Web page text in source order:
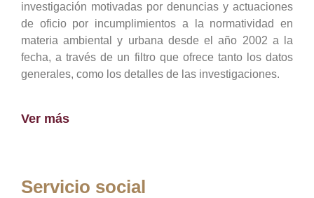
investigación motivadas por denuncias y actuaciones
de oficio por incumplimientos a la normatividad en
materia ambiental y urbana desde el año 2002 a la
fecha, a través de un filtro que ofrece tanto los datos
generales, como los detalles de las investigaciones.
Ver más
Servicio social